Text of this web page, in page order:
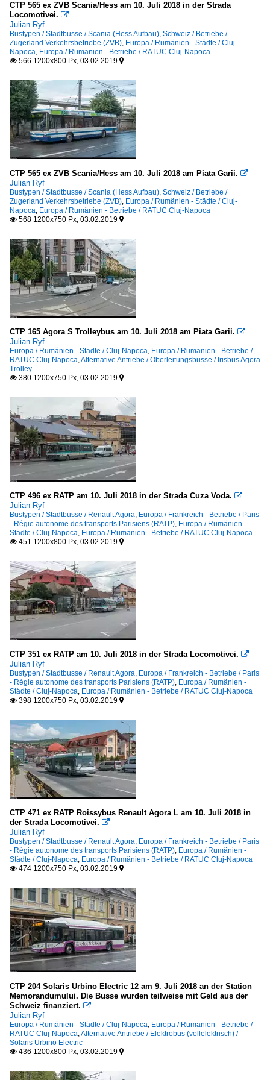
Rocar
Bustypen
Sonstige
Stadtbusse
IVECO - Irisbus Urbanway
Renault Agora
Renault Sonstige
Saviem
Scania (Hess Aufbau)
Europa
Frankreich - Betriebe
Paris - Régie autonome des transports Parisiens (RATP)
Rumänien - Städte
Cluj-Napoca
Schweiz
Zugerland Verkehrsbetriebe (ZVB)
CTP 565 ex ZVB Scania/Hess am 10. Juli 2018 in der Strada
Locomotivei. 
Julian Ryf
Bustypen / Stadtbusse / Scania (Hess Aufbau), Schweiz / Betriebe /
Zugerland Verkehrsbetriebe (ZVB), Europa / Rumänien - Städte / Cluj-
Napoca, Europa / Rumänien - Betriebe / RATUC Cluj-Napoca
 566 1200x800 Px, 03.02.2019 
CTP 565 ex ZVB Scania/Hess am 10. Juli 2018 am Piata Garii. 
Julian Ryf
Bustypen / Stadtbusse / Scania (Hess Aufbau), Schweiz / Betriebe /
Zugerland Verkehrsbetriebe (ZVB), Europa / Rumänien - Städte / Cluj-
Napoca, Europa / Rumänien - Betriebe / RATUC Cluj-Napoca
 568 1200x750 Px, 03.02.2019 
CTP 165 Agora S Trolleybus am 10. Juli 2018 am Piata Garii. 
Julian Ryf
Europa / Rumänien - Städte / Cluj-Napoca, Europa / Rumänien - Betriebe /
RATUC Cluj-Napoca,Alternative Antriebe / Oberleitungsbusse / Irisbus Agora
Trolley
 380 1200x750 Px, 03.02.2019 
CTP 496 ex RATP am 10. Juli 2018 in der Strada Cuza Voda. 
Julian Ryf
Bustypen / Stadtbusse / Renault Agora, Europa / Frankreich - Betriebe / Paris
- Régie autonome des transports Parisiens (RATP), Europa / Rumänien -
Städte / Cluj-Napoca, Europa / Rumänien - Betriebe / RATUC Cluj-Napoca
 451 1200x800 Px, 03.02.2019 
CTP 351 ex RATP am 10. Juli 2018 in der Strada Locomotivei. 
Julian Ryf
Bustypen / Stadtbusse / Renault Agora, Europa / Frankreich - Betriebe / Paris
- Régie autonome des transports Parisiens (RATP), Europa / Rumänien -
Städte / Cluj-Napoca, Europa / Rumänien - Betriebe / RATUC Cluj-Napoca
 398 1200x750 Px, 03.02.2019 
CTP 471 ex RATP Roissybus Renault Agora L am 10. Juli 2018 in
der Strada Locomotivei. 
Julian Ryf
Bustypen / Stadtbusse / Renault Agora, Europa / Frankreich - Betriebe / Paris
- Régie autonome des transports Parisiens (RATP), Europa / Rumänien -
Städte / Cluj-Napoca, Europa / Rumänien - Betriebe / RATUC Cluj-Napoca
 474 1200x750 Px, 03.02.2019 
CTP 204 Solaris Urbino Electric 12 am 9. Juli 2018 an der Station
Memorandumului. Die Busse wurden teilweise mit Geld aus der
Schweiz finanziert. 
Julian Ryf
Europa / Rumänien - Städte / Cluj-Napoca, Europa / Rumänien - Betriebe /
RATUC Cluj-Napoca,Alternative Antriebe / Elektrobus (vollelektrisch) /
Solaris Urbino Electric
 436 1200x800 Px, 03.02.2019 